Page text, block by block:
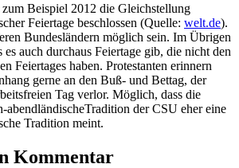
Beispiel 2012 die Gleichstellung
Feiertage beschlossen (Quelle: welt.de).
Bundesländern möglich sein. Im Übrigen
es auch durchaus Feiertage gib, die nicht den
Feiertages haben. Protestanten erinnern
gerne an den Buß- und Bettag, der
Tag verlor. Möglich, dass die
abendländischeTradition der CSU eher eine
Tradition meint.
Kommentar